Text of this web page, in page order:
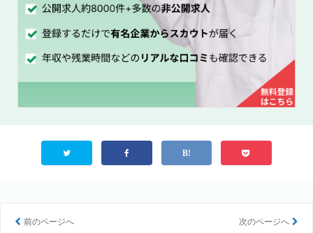
前のページへ 次のページへ